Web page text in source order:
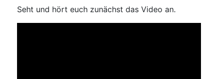
Seht und hört euch zunächst das Video an.